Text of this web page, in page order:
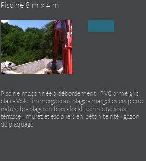
Piscine 8 m x 4 m
Piscine maçonnée à débordement - PVC armé gric
clair - Volet immergé sous plage - margelles en pierre
naturelle - plage en bois - local technique sous
terrasse - muret et esclaliers en béton teinté - gazon
de plaquage